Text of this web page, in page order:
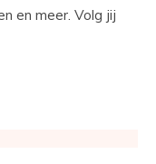
en meer. Volg jij